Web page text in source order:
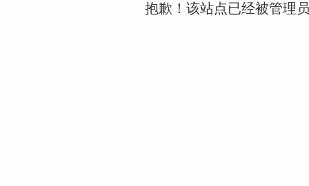
抱歉！该站点已经被管理